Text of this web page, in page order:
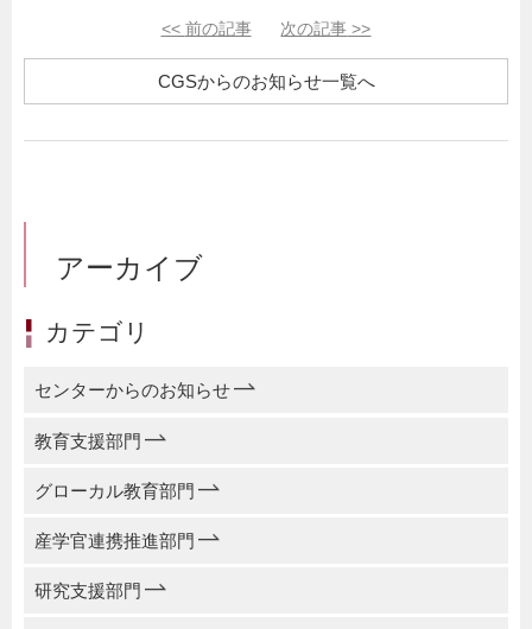
<< 前の記事 次の記事 >>
CGSからのお知らせ一覧へ
アーカイブ
カテゴリ
センターからのお知らせ
教育支援部門
グローカル教育部門
産学官連携推進部門
研究支援部門